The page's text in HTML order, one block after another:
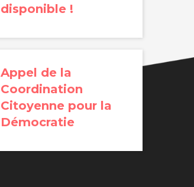
disponible !
Appel de la
Coordination
Citoyenne pour la
Démocratie